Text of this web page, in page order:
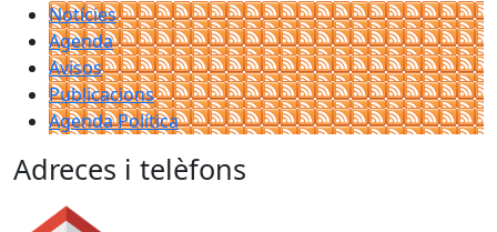
Notícies
Agenda
Avisos
Publicacions
Agenda Política
Adreces i telèfons